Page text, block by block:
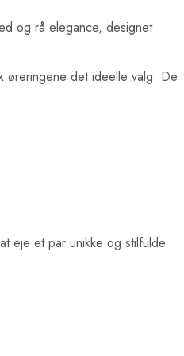
og rå elegance, designet
øreringene det ideelle valg. De
eje et par unikke og stilfulde